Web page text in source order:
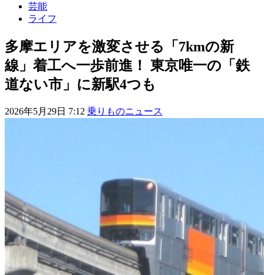
芸能
ライフ
多摩エリアを激変させる「7kmの新
線」着工へ一歩前進！ 東京唯一の「鉄
道ない市」に新駅4つも
2026年5月29日 7:12 乗りものニュース